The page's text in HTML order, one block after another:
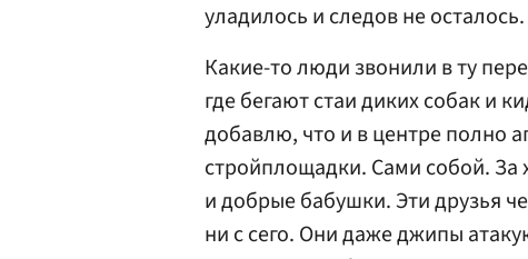
уладилось и следов не осталось.
Какие-то люди звонили в ту
где бегают стаи диких собак и
добавлю, что и в центре полно
стройплощадки. Сами собой.
и добрые бабушки. Эти друзья
ни с сего. Они даже джипы